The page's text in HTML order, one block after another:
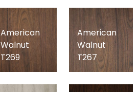
American
Walnut
T269
American
Walnut
T267